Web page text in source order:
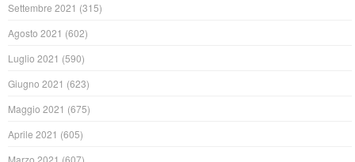
Settembre 2021 (315)
Agosto 2021 (602)
Luglio 2021 (590)
Giugno 2021 (623)
Maggio 2021 (675)
Aprile 2021 (605)